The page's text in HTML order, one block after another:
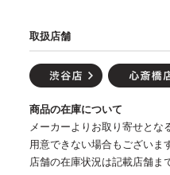
取扱店舗
商品の在庫について
メーカーよりお取り寄せとな
用意できない場合もございま
店舗の在庫状況は記載店舗ま